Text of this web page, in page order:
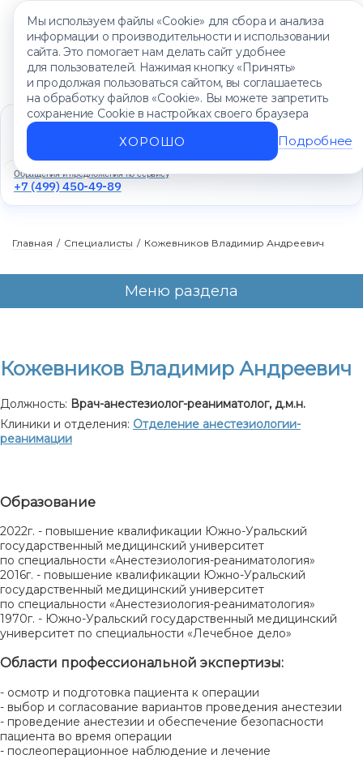
Мы используем файлы «Cookie» для сбора и анализа
информации о производительности и использовании
сайта. Это помогает нам делать сайт удобнее
для пользователей. Нажимая кнопку «Принять»
и продолжая пользоваться сайтом, вы соглашаетесь
на обработку файлов «Cookie». Вы можете запретить
сохранение Cookie в настройках своего браузера
ХОРОШО Подробнее
Единый контакт-центр
+7 (499) 450-88-89
Ежедневно с 8:00 до 20:00
Обращения и предложения по сервису
+7 (499) 450-49-89
Главная / Специалисты / Кожевников Владимир Андреевич
Кожевников Владимир Андреевич
Должность: Врач-анестезиолог-реаниматолог, д.м.н.
Клиники и отделения: Отделение анестезиологии-
реанимации
Образование
2022г. - повышение квалификации Южно-Уральский
государственный медицинский университет
по специальности «Анестезиология-реаниматология»
2016г. - повышение квалификации Южно-Уральский
государственный медицинский университет
по специальности «Анестезиология-реаниматология»
1970г. - Южно-Уральский государственный медицинский
университет по специальности «Лечебное дело»
Области профессиональной экспертизы:
- осмотр и подготовка пациента к операции
- выбор и согласование вариантов проведения анестезии
- проведение анестезии и обеспечение безопасности
пациента во время операции
- послеоперационное наблюдение и лечение
Меню раздела